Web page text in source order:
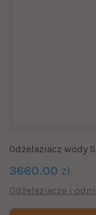
Odżelaziacz wody
3660.00 zł
Odżelaziacze i